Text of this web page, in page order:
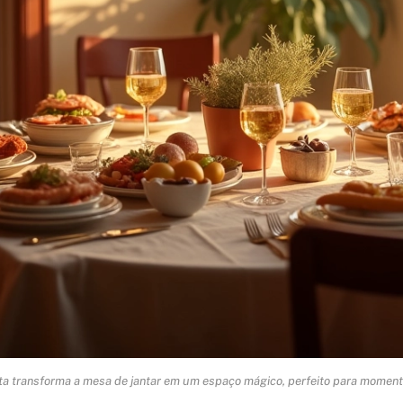
transforma a mesa de jantar em um espaço mágico, perfeito para